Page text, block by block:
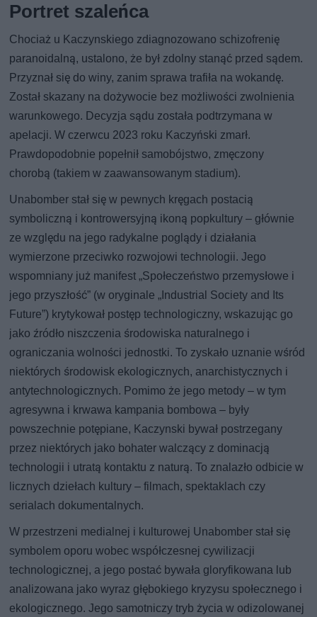
Portret szaleńca
Chociaż u Kaczynskiego zdiagnozowano schizofrenię
paranoidalną, ustalono, że był zdolny stanąć przed sądem.
Przyznał się do winy, zanim sprawa trafiła na wokandę.
Został skazany na dożywocie bez możliwości zwolnienia
warunkowego. Decyzja sądu została podtrzymana w
apelacji. W czerwcu 2023 roku Kaczyński zmarł.
Prawdopodobnie popełnił samobójstwo, zmęczony
chorobą (takiem w zaawansowanym stadium).
Unabomber stał się w pewnych kręgach postacią
symboliczną i kontrowersyjną ikoną popkultury – głównie
ze względu na jego radykalne poglądy i działania
wymierzone przeciwko rozwojowi technologii. Jego
wspomniany już manifest „Społeczeństwo przemysłowe i
jego przyszłość” (w oryginale „Industrial Society and Its
Future”) krytykował postęp technologiczny, wskazując go
jako źródło niszczenia środowiska naturalnego i
ograniczania wolności jednostki. To zyskało uznanie wśród
niektórych środowisk ekologicznych, anarchistycznych i
antytechnologicznych. Pomimo że jego metody – w tym
agresywna i krwawa kampania bombowa – były
powszechnie potępiane, Kaczynski bywał postrzegany
przez niektórych jako bohater walczący z dominacją
technologii i utratą kontaktu z naturą. To znalazło odbicie w
licznych dziełach kultury – filmach, spektaklach czy
serialach dokumentalnych.
W przestrzeni medialnej i kulturowej Unabomber stał się
symbolem oporu wobec współczesnej cywilizacji
technologicznej, a jego postać bywała gloryfikowana lub
analizowana jako wyraz głębokiego kryzysu społecznego i
ekologicznego. Jego samotniczy tryb życia w odizolowanej